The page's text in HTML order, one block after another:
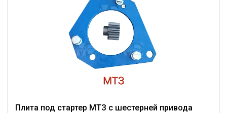
Плита под стартер МТЗ с шестерней привода